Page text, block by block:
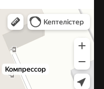
техники в Караганде